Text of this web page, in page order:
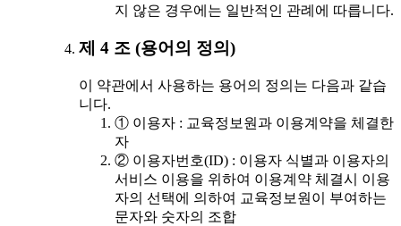
지 않은 경우에는 일반적인 관례에 따릅니다.
제 4 조 (용어의 정의)
이 약관에서 사용하는 용어의 정의는 다음과 같습
니다.
① 이용자 : 교육정보원과 이용계약을 체결한
자
② 이용자번호(ID) : 이용자 식별과 이용자의
서비스 이용을 위하여 이용계약 체결시 이용
자의 선택에 의하여 교육정보원이 부여하는
문자와 숫자의 조합